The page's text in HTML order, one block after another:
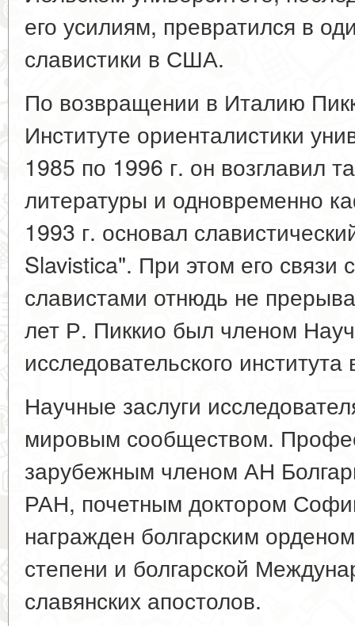
его усилиям, превратился в
славистики в США.
По возвращении в Италию
Институте ориенталистики
1985 по 1996 г. он возглавил
литературы и одновременно
1993 г. основал
Slavistica". При этом его связи
славистами отнюдь не
лет Р. Пиккио был членом
исследовательского
Научные заслуги
мировым сообществом.
зарубежным членом АН
РАН, почетным доктором
награжден болгарским
степени и болгарской
славянских апостолов.